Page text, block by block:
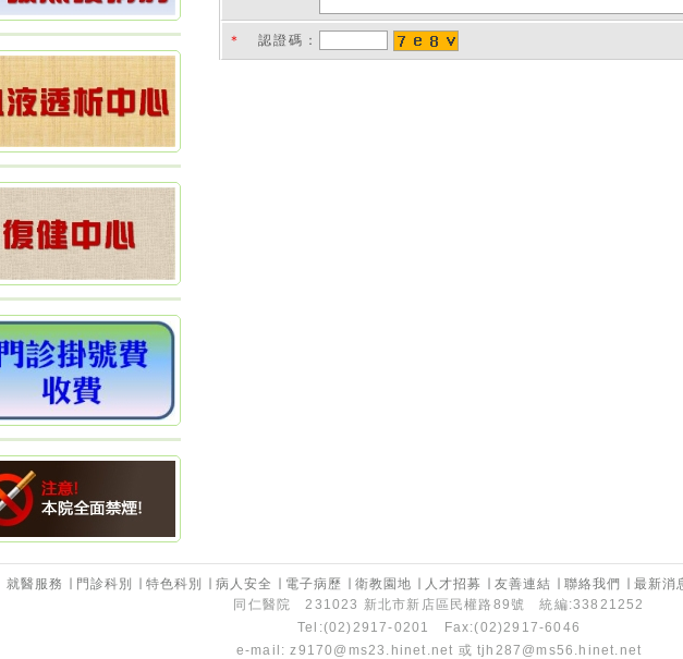
＊ 認證碼 ：
就醫服務 門診科別 特色科別 病人安全 電子病歷 衛教園地 人才招募 友善連結 聯絡我們
最新消
同仁醫院 231023 新北市新店區民權路89號 統編:33821252
Tel:(02)2917-0201 Fax:(02)2917-6046
e-mail:z9170@ms23.hinet.net 或 tjh287@ms56.hinet.net